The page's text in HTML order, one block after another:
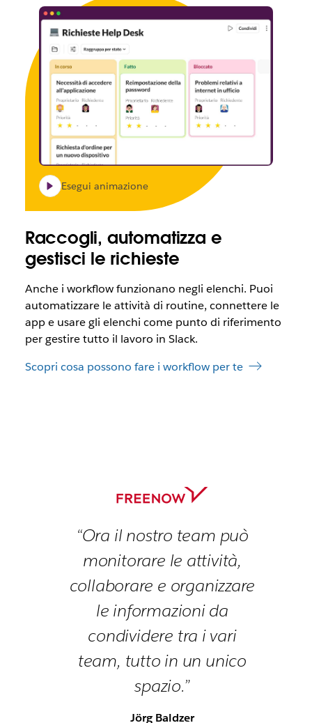
Esegui animazione
Raccogli, automatizza e
gestisci le richieste
Anche i workflow funzionano negli elenchi. Puoi
automatizzare le attività di routine, connettere le
app e usare gli elenchi come punto di riferimento
per gestire tutto il lavoro in Slack.
Scopri cosa possono fare i workflow per te
“Ora il nostro team può
monitorare le attività,
collaborare e organizzare
le informazioni da
condividere tra i vari
team, tutto in un unico
spazio.”
Jörg Baldzer